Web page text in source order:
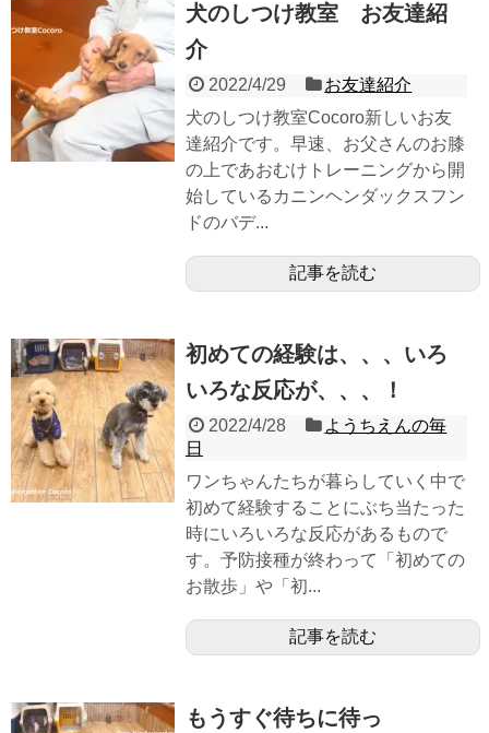
犬のしつけ教室 お友達紹
介
2022/4/29
お友達紹介
犬のしつけ教室Cocoro新しいお友
達紹介です。早速、お父さんのお膝
の上であおむけトレーニングから開
始しているカニンヘンダックスフン
ドのバデ...
記事を読む
初めての経験は、、、いろ
いろな反応が、、、！
2022/4/28
ようちえんの毎
日
ワンちゃんたちが暮らしていく中で
初めて経験することにぶち当たった
時にいろいろな反応があるもので
す。予防接種が終わって「初めての
お散歩」や「初...
記事を読む
もうすぐ待ちに待っ